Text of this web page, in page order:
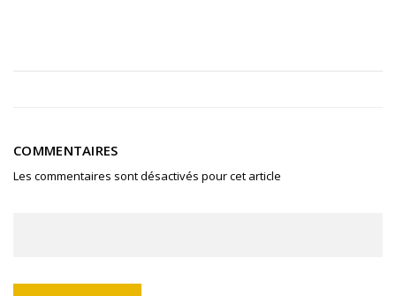
COMMENTAIRES
Les commentaires sont désactivés pour cet article